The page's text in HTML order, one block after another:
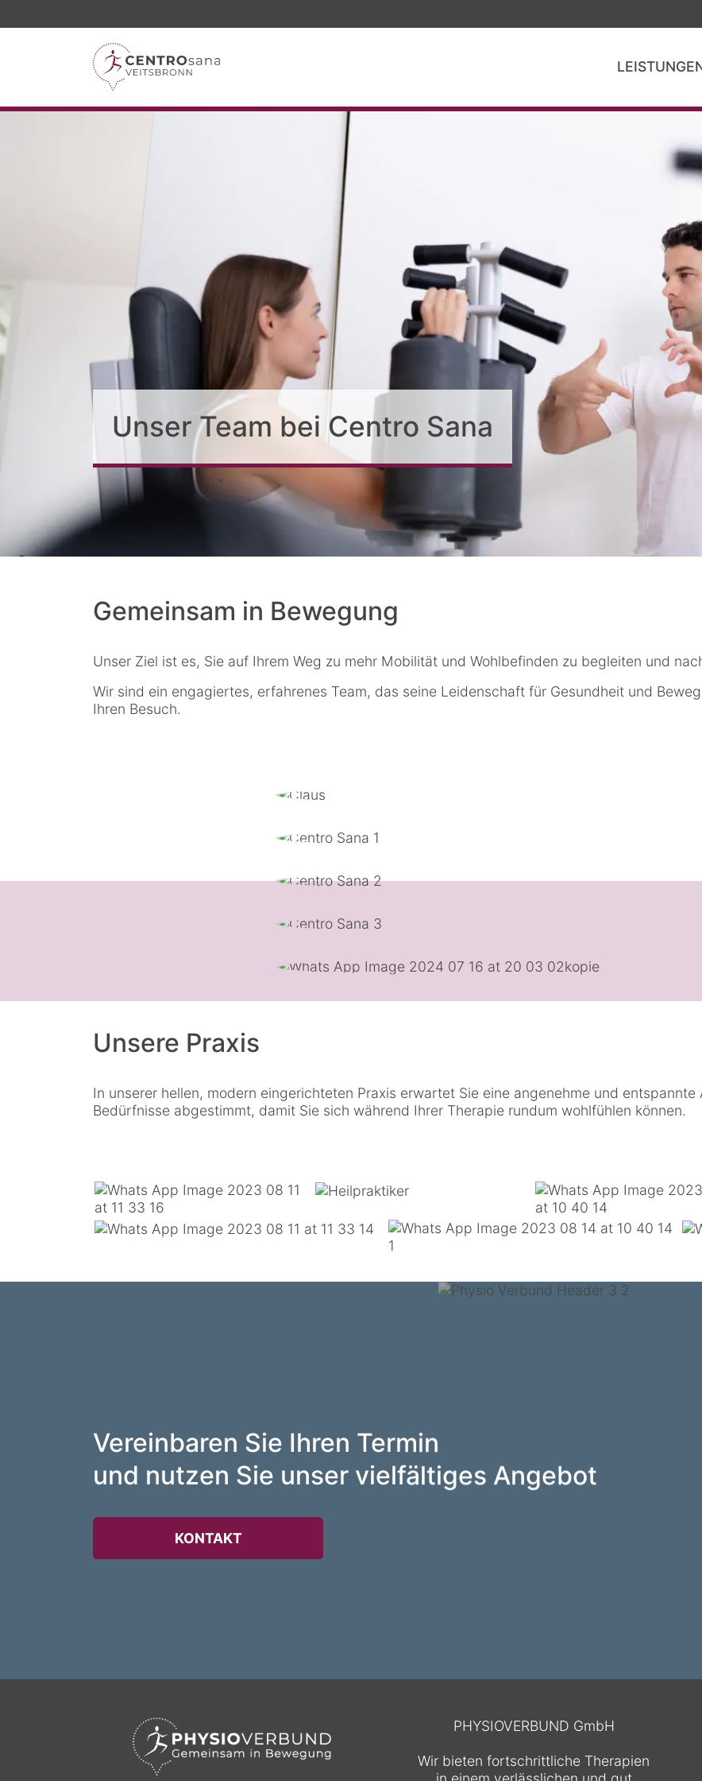
Unser Team bei Centro Sana
Gemeinsam in Bewegung
Unser Ziel ist es, Sie auf Ihrem Weg zu mehr Mobilität und Wohlbefinden zu begleiten und
Wir sind ein engagiertes, erfahrenes Team, das seine Leidenschaft für Gesundheit und
Ihren Besuch.
Unsere Praxis
In unserer hellen, modern eingerichteten Praxis erwartet Sie eine angenehme und
Bedürfnisse abgestimmt, damit Sie sich während Ihrer Therapie rundum wohlfühlen können.
Vereinbaren Sie Ihren Termin
und nutzen Sie unser vielfältiges Angebot
KONTAKT
PHYSIOVERBUND GmbH
Wir bieten fortschrittliche Therapien